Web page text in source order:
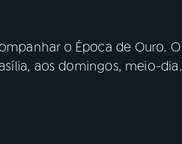
o Época de Ouro. O
aos domingos, meio-dia.